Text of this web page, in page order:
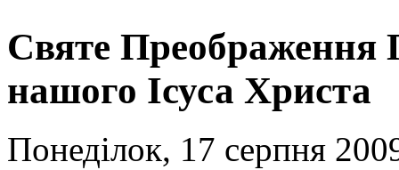
Святе Преображення
нашого Ісуса Христа
Понеділок, 17 серпня